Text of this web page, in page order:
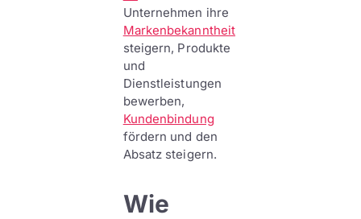
Unternehmen ihre
Markenbekanntheit
steigern, Produkte
und
Dienstleistungen
bewerben,
Kundenbindung
fördern und den
Absatz steigern.
Wie